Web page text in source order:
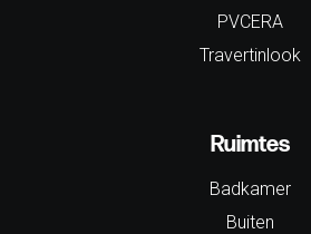
PVCERA
Travertinlook
Ruimtes
Badkamer
Buiten